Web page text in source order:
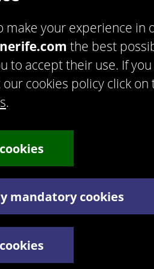
1. Oficina 2. - 35500 Arrecife
928 30 38 79
make your experience in
the best
to accept their use. If
cookies policy click on
.
mandatory cookies